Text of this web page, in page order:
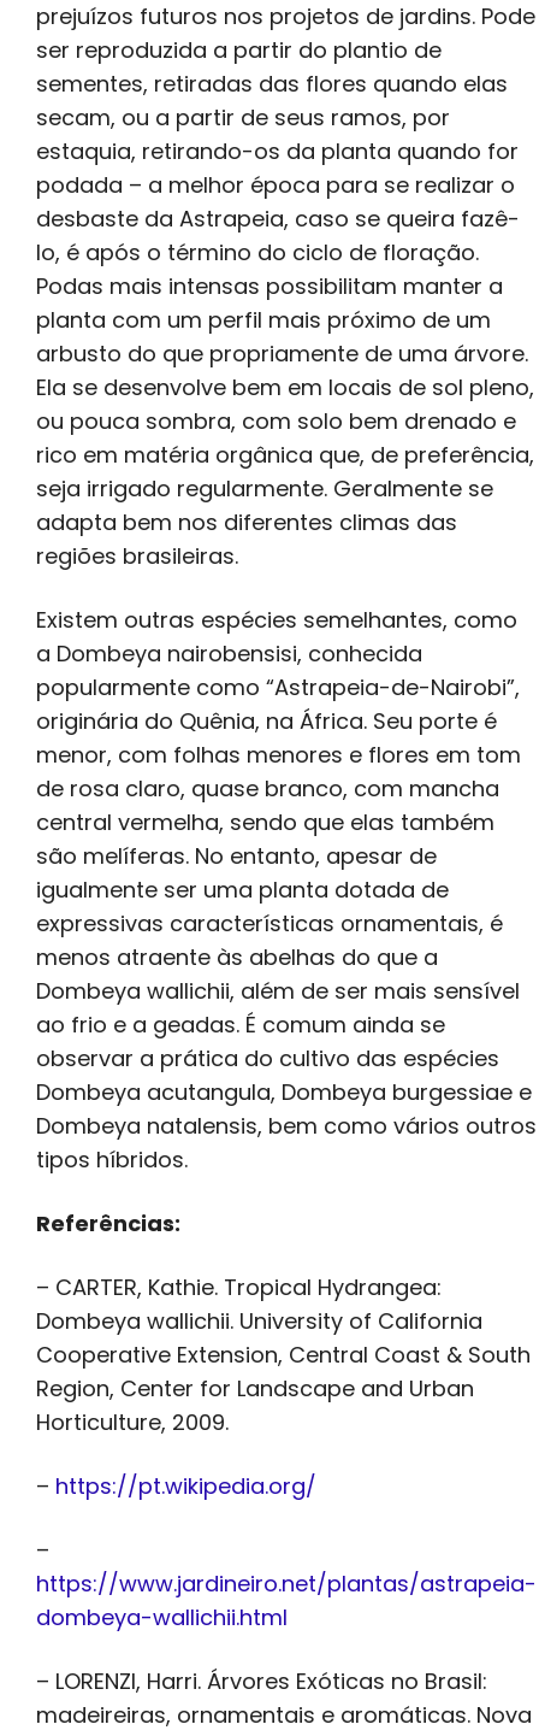
prejuízos futuros nos projetos de jardins. Pode
ser reproduzida a partir do plantio de
sementes, retiradas das flores quando elas
secam, ou a partir de seus ramos, por
estaquia, retirando-os da planta quando for
podada – a melhor época para se realizar o
desbaste da Astrapeia, caso se queira fazê-
lo, é após o término do ciclo de floração.
Podas mais intensas possibilitam manter a
planta com um perfil mais próximo de um
arbusto do que propriamente de uma árvore.
Ela se desenvolve bem em locais de sol pleno,
ou pouca sombra, com solo bem drenado e
rico em matéria orgânica que, de preferência,
seja irrigado regularmente. Geralmente se
adapta bem nos diferentes climas das
regiões brasileiras.
Existem outras espécies semelhantes, como
a Dombeya nairobensisi, conhecida
popularmente como “Astrapeia-de-Nairobi”,
originária do Quênia, na África. Seu porte é
menor, com folhas menores e flores em tom
de rosa claro, quase branco, com mancha
central vermelha, sendo que elas também
são melíferas. No entanto, apesar de
igualmente ser uma planta dotada de
expressivas características ornamentais, é
menos atraente às abelhas do que a
Dombeya wallichii, além de ser mais sensível
ao frio e a geadas. É comum ainda se
observar a prática do cultivo das espécies
Dombeya acutangula, Dombeya burgessiae e
Dombeya natalensis, bem como vários outros
tipos híbridos.
Referências:
– CARTER, Kathie. Tropical Hydrangea:
Dombeya wallichii. University of California
Cooperative Extension, Central Coast & South
Region, Center for Landscape and Urban
Horticulture, 2009.
– https://pt.wikipedia.org/
–
https://www.jardineiro.net/plantas/astrapeia-
dombeya-wallichii.html
– LORENZI, Harri. Árvores Exóticas no Brasil:
madeireiras, ornamentais e aromáticas. Nova